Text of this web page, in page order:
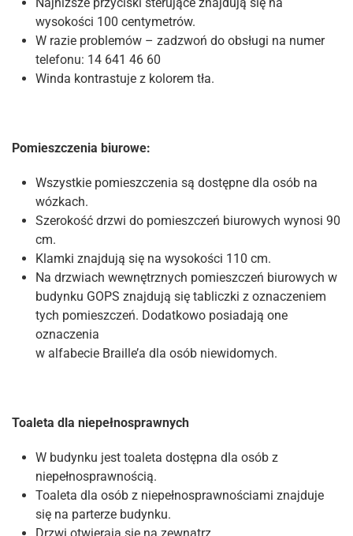
wysokości 100 centymetrów.
W razie problemów – zadzwoń do obsługi na numer
telefonu: 14 641 46 60
Winda kontrastuje z kolorem tła.
Pomieszczenia biurowe:
Wszystkie pomieszczenia są dostępne dla osób na
wózkach.
Szerokość drzwi do pomieszczeń biurowych wynosi 90
cm.
Klamki znajdują się na wysokości 110 cm.
Na drzwiach wewnętrznych pomieszczeń biurowych w
budynku GOPS znajdują się tabliczki z oznaczeniem
tych pomieszczeń. Dodatkowo posiadają one
oznaczenia
w alfabecie Braille’a dla osób niewidomych.
Toaleta dla niepełnosprawnych
W budynku jest toaleta dostępna dla osób z
niepełnosprawnością.
Toaleta dla osób z niepełnosprawnościami znajduje
się na parterze budynku.